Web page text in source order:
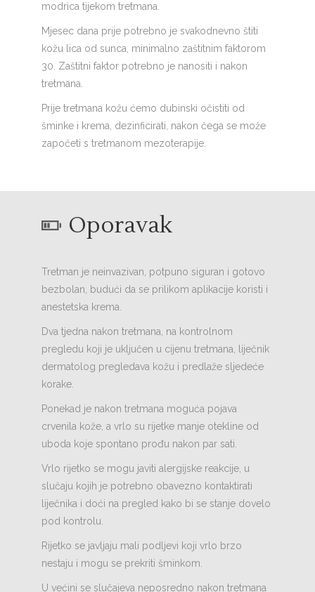
modrica tijekom tretmana.
Mjesec dana prije potrebno je svakodnevno štiti
kožu lica od sunca, minimalno zaštitnim faktorom
30. Zaštitni faktor potrebno je nanositi i nakon
tretmana.
Prije tretmana kožu ćemo dubinski očistiti od
šminke i krema, dezinficirati, nakon čega se može
započeti s tretmanom mezoterapije.
Oporavak
Tretman je neinvazivan, potpuno siguran i gotovo
bezbolan, budući da se prilikom aplikacije koristi i
anestetska krema.
Dva tjedna nakon tretmana, na kontrolnom
pregledu koji je uključen u cijenu tretmana, liječnik
dermatolog pregledava kožu i predlaže sljedeće
korake.
Ponekad je nakon tretmana moguća pojava
crvenila kože, a vrlo su rijetke manje otekline od
uboda koje spontano prođu nakon par sati.
Vrlo rijetko se mogu javiti alergijske reakcije, u
slučaju kojih je potrebno obavezno kontaktirati
liječnika i doći na pregled kako bi se stanje dovelo
pod kontrolu.
Rijetko se javljaju mali podljevi koji vrlo brzo
nestaju i mogu se prekriti šminkom.
U većini se slučajeva neposredno nakon tretmana